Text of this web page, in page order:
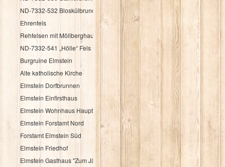
ND-7332-532 Bloskülbrundsicht
Ehrenfels
Rehfelsen mit Möllberghaus
ND-7332-541 „Hölle“ Fels
Burgruine Elmstein
Alte katholische Kirche
Elmstein Dorfbrunnen
Elmstein Einfirsthaus
Elmstein Wohnhaus Hauptstraße 30
Elmstein Forstamt Nord
Forstamt Elmstein Süd
Elmstein Friedhof
Elmstein Gasthaus "Zum Jäger aus Kurpfalz"